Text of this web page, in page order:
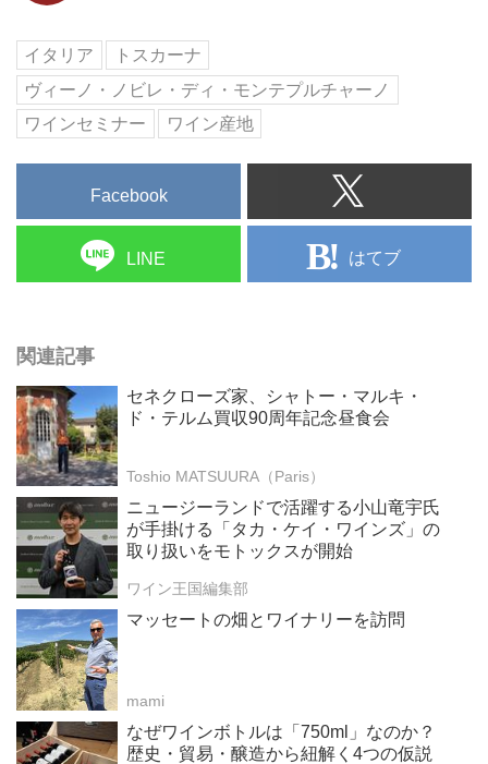
イタリア
トスカーナ
ヴィーノ・ノビレ・ディ・モンテプルチャーノ
ワインセミナー
ワイン産地
Facebook
LINE はてブ
関連記事
セネクローズ家、シャトー・マルキ・
ド・テルム買収90周年記念昼食会
Toshio MATSUURA（Paris）
ニュージーランドで活躍する小山竜宇氏
が手掛ける「タカ・ケイ・ワインズ」の
取り扱いをモトックスが開始
ワイン王国編集部
マッセートの畑とワイナリーを訪問
mami
なぜワインボトルは「750ml」なのか？
歴史・貿易・醸造から紐解く4つの仮説